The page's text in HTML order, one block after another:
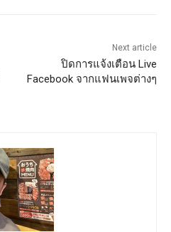
Next article
ปิดการแจ้งเตือน Live
Facebook จากแฟนเพจต่างๆ